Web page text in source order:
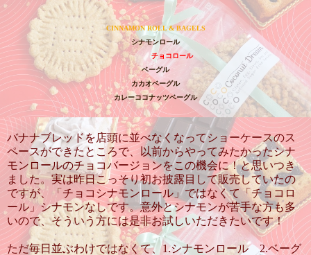
CINNAMON ROLL & BAGELS
シナモンロール
チョコロール
ベーグル
カカオベーグル
カレーココナッツベーグル
バナナブレッドを店頭に並べなくなってショーケースのス
ペースができたところで、以前からやってみたかったシナ
モンロールのチョコバージョンをこの機会に！と思いつき
ました。実は昨日こっそり初お披露目して販売していたの
ですが、「チョコシナモンロール」ではなくて「チョコロ
ール」シナモンなしです。意外とシナモンが苦手な方も多
いので、そういう方には是非お試しいただきたいです！
ただ毎日並ぶわけではなくて、1.シナモンロール 2.ベーグ